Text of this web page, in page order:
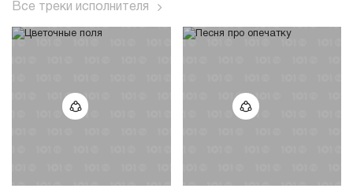
Все треки исполнителя